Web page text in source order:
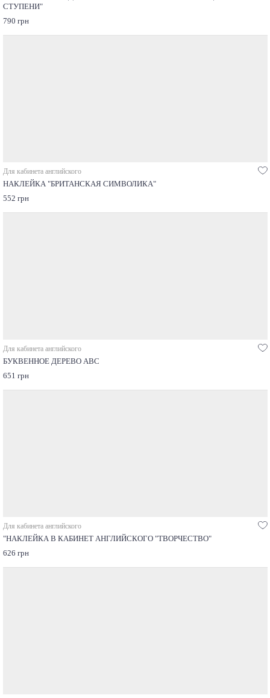
СТУПЕНИ"
790 грн
Для кабинета английского
НАКЛЕЙКА "БРИТАНСКАЯ СИМВОЛИКА"
552 грн
Для кабинета английского
БУКВЕННОЕ ДЕРЕВО АВС
651 грн
Для кабинета английского
"НАКЛЕЙКА В КАБИНЕТ АНГЛИЙСКОГО "ТВОРЧЕСТВО"
626 грн